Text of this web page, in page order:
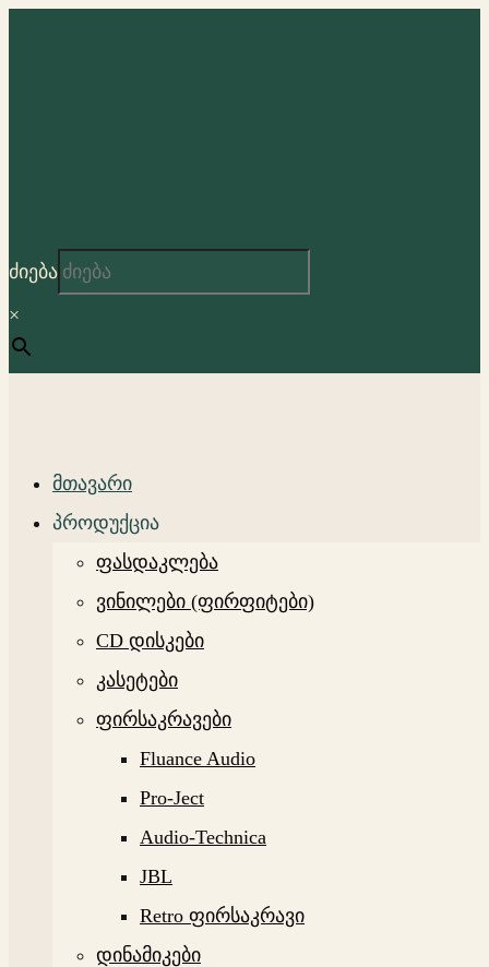
ძიება
×
მთავარი
პროდუქცია
ფასდაკლება
ვინილები (ფირფიტები)
CD დისკები
კასეტები
ფირსაკრავები
Fluance Audio
Pro-Ject
Audio-Technica
JBL
Retro ფირსაკრავი
დინამიკები